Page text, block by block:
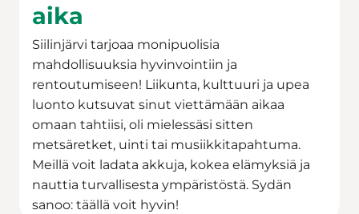
aika
Siilinjärvi tarjoaa monipuolisia
mahdollisuuksia hyvinvointiin ja
rentoutumiseen! Liikunta, kulttuuri ja upea
luonto kutsuvat sinut viettämään aikaa
omaan tahtiisi, oli mielessäsi sitten
metsäretket, uinti tai musiikkitapahtuma.
Meillä voit ladata akkuja, kokea elämyksiä ja
nauttia turvallisesta ympäristöstä. Sydän
sanoo: täällä voit hyvin!